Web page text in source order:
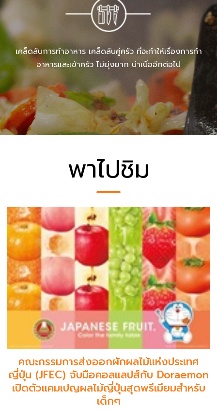
เคล็ดลับการทำอาหาร เคล็ดลับคู่ครัว ที่จะทำให้เรื่องการทำ
อาหารและเข้าครัว ไม่ยุ่งยาก น่าเบื่ออีกต่อไป
พาไปชิม
คณะกรรมการส่งออกผักผลไม้แห่งประเทศ
ญี่ปุ่น (JFEC) จับมือคอลแลปส์กับ Doraemon
เปิดตัวแคมเปญผลไม้ญี่ปุ่นสุดพรีเมียมสำหรับ
เด็กๆ